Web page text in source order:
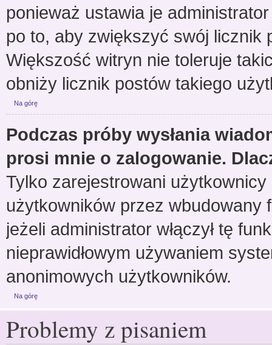
ponieważ ustawia je
po to, aby zwiększyć swój licznik
Większość witryn nie toleruje
obniży licznik postów takiego
Na górę
Podczas próby wysłania
prosi mnie o zalogowanie.
Tylko zarejestrowani
użytkowników przez wbudowany
jeżeli administrator włączył tę
nieprawidłowym używaniem
anonimowych użytkowników.
Na górę
Problemy z pisaniem